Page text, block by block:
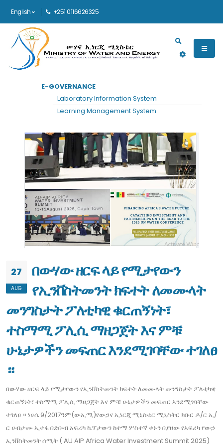
English +251 0116626325
Main navigation
E-GOVERNANCE
Laboratory Information System
Learning Management System
27
AUG
በውሃው ዘርፍ ላይ የሚታየውን
የኢንቨስትመንት ክፍተት ለመሙላት
መንግስታት ፖለቲካዊ ቁርጠኝነት፣
ተስማሚ ፖሊሲ ማዘጋጀት እና ምቹ
ሁኔታዎችን መፍጠር እንደሚገባቸው ተገለፀ
።
በውሃው ዘርፍ ላይ የሚታየውን የኢንቨስትመንት ክፍተት ለመሙላት መንግስታት ፖለቲካዊ
ቁርጠኝነት፣ ተስማሚ ፖሊሲ ማዘጋጀት እና ምቹ ሁኔታዎችን መፍጠር እንደሚገባቸው
ተገለፀ ። ነሀሴ 9/2017ዓም(ውኢሚ)የውኃና ኢነርጂ ሚኒስቴር ሚኒስትር ክቡር ዶ/ር ኢ/
ር ሀብታሙ ኢተፋ በድቡብ አፍሪካ ኬፕታውን ከተማ ሦስተኛ ቀኑን በያዘው የአፍሪካ የውኃ
ኢንቨስትመንት ሰሚት ( AU AIP Africa Water Investment Summit 2025)